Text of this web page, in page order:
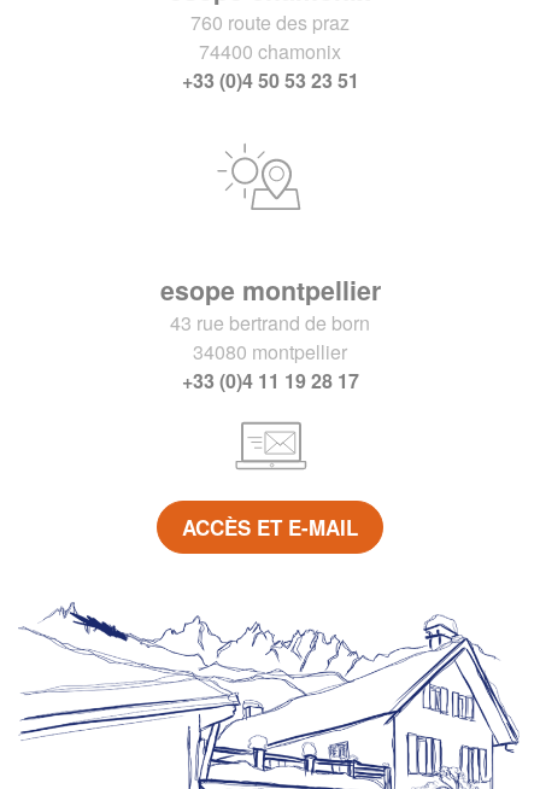
760 route des praz
74400 chamonix
+33 (0)4 50 53 23 51
esope montpellier
43 rue bertrand de born
34080 montpellier
+33 (0)4 11 19 28 17
ACCÈS ET E-MAIL